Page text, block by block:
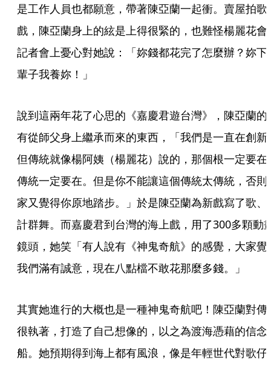
是工作人員也都願意，帶著陳亞蘭一起衝。賣屋拍歌
戲，陳亞蘭身上的絃是上得很緊的，也難怪楊麗花會
記者會上憂心對她說：「妳錢都花完了怎麼辦？妳下
輩子我養妳！」
說到這兩年花了心思的《嘉慶君遊台灣》，陳亞蘭的
有從師父身上繼承而來的東西，「我們是一直在創新
但傳統就像楊阿姨（楊麗花）說的，那個根一定要在
傳統一定要在。但是你不能讓這個傳統太傳統，否則
家又覺得你原地踏步。」於是陳亞蘭為新戲寫了歌、
計群舞。而嘉慶君到台灣的海上戲，用了300多顆動
鏡頭，她笑「有人說有《神鬼奇航》的感覺，大家覺
我們滿有誠意，現在八點檔不敢花那麼多錢。」
其實她進行的大概也是一種神鬼奇航吧！陳亞蘭對傳
很執著，打造了自己想像的，以之為渡海憑藉的信念
船。她預期得到海上都有風浪，像是年輕世代對歌仔